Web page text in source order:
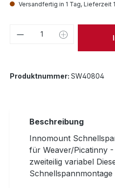
Versandfertig in 1 Tag, Lieferzeit
Produkt Anzahl:
Produktnummer: SW40804
Beschreibung
Innomount
für Weaver/Picatinny
zweiteilig variabel